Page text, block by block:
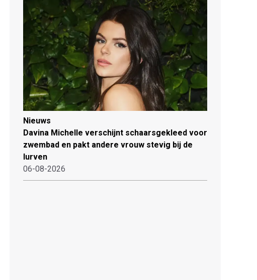
Nieuws
Davina Michelle verschijnt schaarsgekleed voor
zwembad en pakt andere vrouw stevig bij de
lurven
06-08-2026